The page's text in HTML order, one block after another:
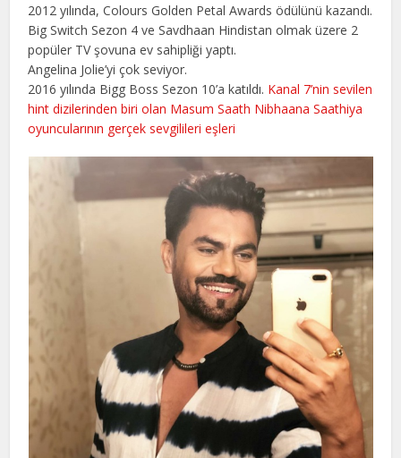
2012 yılında, Colours Golden Petal Awards ödülünü kazandı.
Big Switch Sezon 4 ve Savdhaan Hindistan olmak üzere 2
popüler TV şovuna ev sahipliği yaptı.
Angelina Jolie’yi çok seviyor.
2016 yılında Bigg Boss Sezon 10’a katıldı. Kanal 7’nin sevilen
hint dizilerinden biri olan Masum Saath Nibhaana Saathiya
oyuncularının gerçek sevgilileri eşleri